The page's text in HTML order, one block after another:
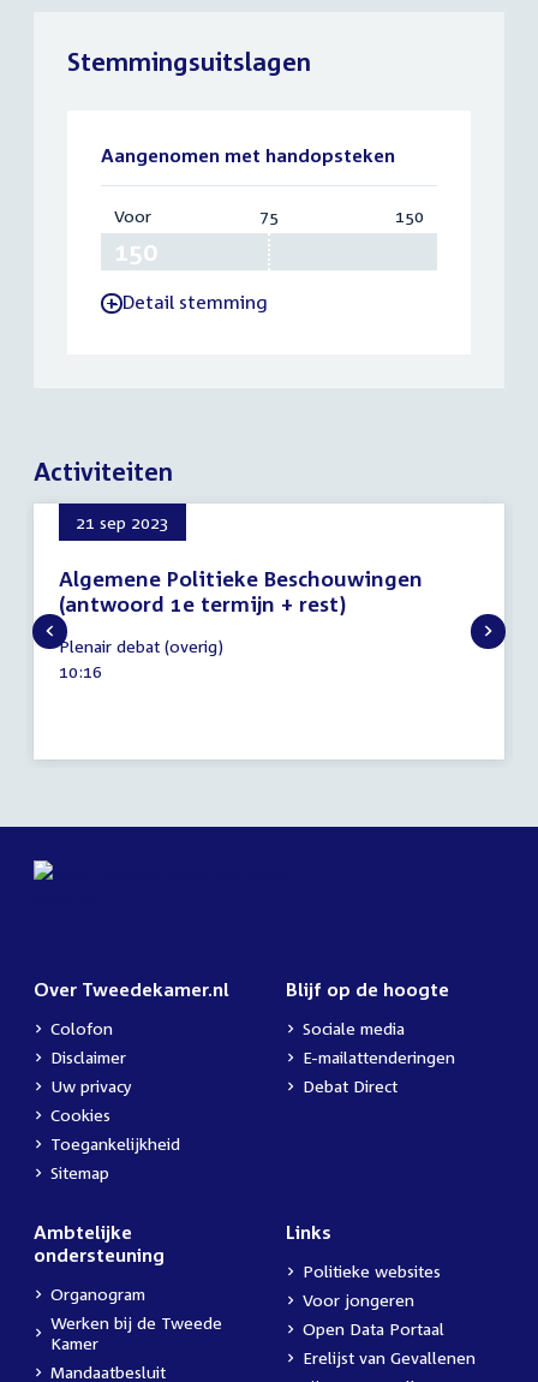
Stemmingsuitslagen
Aangenomen met handopsteken
Voor:
150
75 150
-Detail stemming
Activiteiten
21 sep 2023
Algemene Politieke Beschouwingen
(antwoord 1e termijn + rest)
21
september
2023
Plenair debat (overig)
Tijd
10:16
Over Tweedekamer.nl
Colofon
Disclaimer
Uw privacy
Cookies
Toegankelijkheid
Sitemap
Blijf op de hoogte
Sociale media
E-mailattenderingen
Debat Direct
Ambtelijke
ondersteuning
Organogram
Werken bij de Tweede
Kamer
Mandaatbesluit
Links
Politieke websites
Voor jongeren
Open Data Portaal
Erelijst van Gevallenen